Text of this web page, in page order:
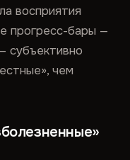
восприятия
прогресс-бары —
субъективно
чем